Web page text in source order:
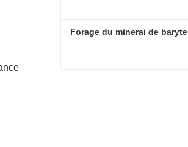
Forage du minerai de baryte